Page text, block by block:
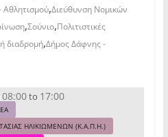
Αθλητισμού,Διεύθυνση Νομικών
,Σούνιο,Πολιτιστικές
διαδρομή,Δήμος Δάφνης -
08:00to 17:00
ΗΛΙΚΙΩΜΕΝΩΝ (Κ.Α.Π.Η.)